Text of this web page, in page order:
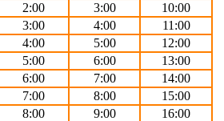
2:00
3:00
10:00
3:00
4:00
11:00
4:00
5:00
12:00
5:00
6:00
13:00
6:00
7:00
14:00
7:00
8:00
15:00
8:00
9:00
16:00